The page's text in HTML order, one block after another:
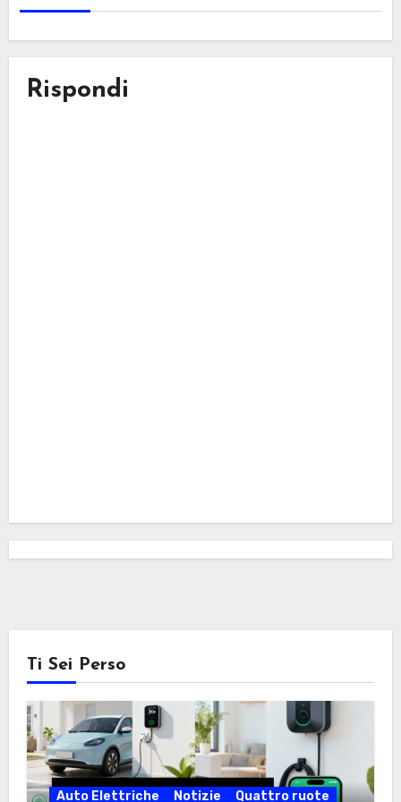
Rispondi
Ti Sei Perso
Auto Elettriche Notizie Quattro ruote